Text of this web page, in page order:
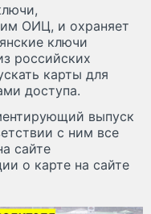
ОИЦ, и охраняет
ключи
российских
карты для
доступа.
выпуск
с ним все
сайте
о карте на сайте